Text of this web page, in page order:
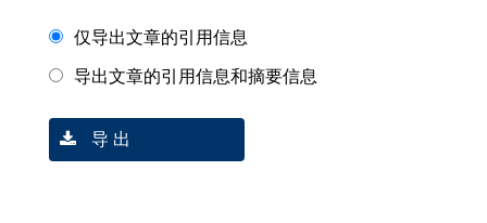
仅导出文章的引用信息
导出文章的引用信息和摘要信息
导 出